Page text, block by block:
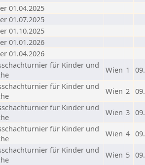
01.04.2025
01.07.2025
01.10.2025
01.01.2026
01.04.2026
für Kinder und
Wien 1
für Kinder und
Wien 2
für Kinder und
Wien 3
für Kinder und
Wien 4
für Kinder und
Wien 5